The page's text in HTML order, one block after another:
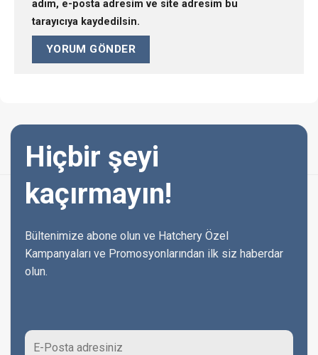
adım, e-posta adresim ve site adresim bu
tarayıcıya kaydedilsin.
Hiçbir şeyi
kaçırmayın!
Bültenimize abone olun ve Hatchery Özel
Kampanyaları ve Promosyonlarından ilk siz haberdar
olun.